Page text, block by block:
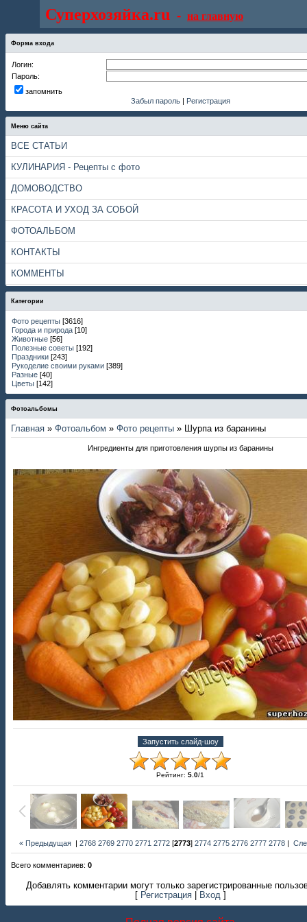
Суперхозяйка.ru - на главную
Форма входа
Логин:
Пароль:
запомнить
Забыл пароль | Регистрация
Меню сайта
ВСЕ СТАТЬИ
КУЛИНАРИЯ - Рецепты с фото
ДОМОВОДСТВО
КРАСОТА И УХОД ЗА СОБОЙ
ФОТОАЛЬБОМ
КОНТАКТЫ
КОММЕНТЫ
Категории
Фото рецепты [3616]
Города и природа [10]
Животные [56]
Полезные советы [192]
Праздники [243]
Рукоделие своими руками [389]
Разные [40]
Цветы [142]
Фотоальбомы
Главная » Фотоальбом » Фото рецепты » Шурпа из баранины
Ингредиенты для приготовления шурпы из баранины
Рейтинг: 5.0/1
« Предыдущая |2768 2769 2770 2771 2772 [2773]2774 2775 2776 2777 2778 |
Всего комментариев: 0
Добавлять комментарии могут только зарегистрированные
Регистрация Вход